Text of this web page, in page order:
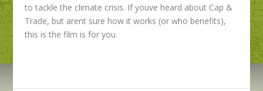
to tackle the climate crisis. If youve heard about Cap &
Trade, but arent sure how it works (or who benefits),
this is the film is for you.